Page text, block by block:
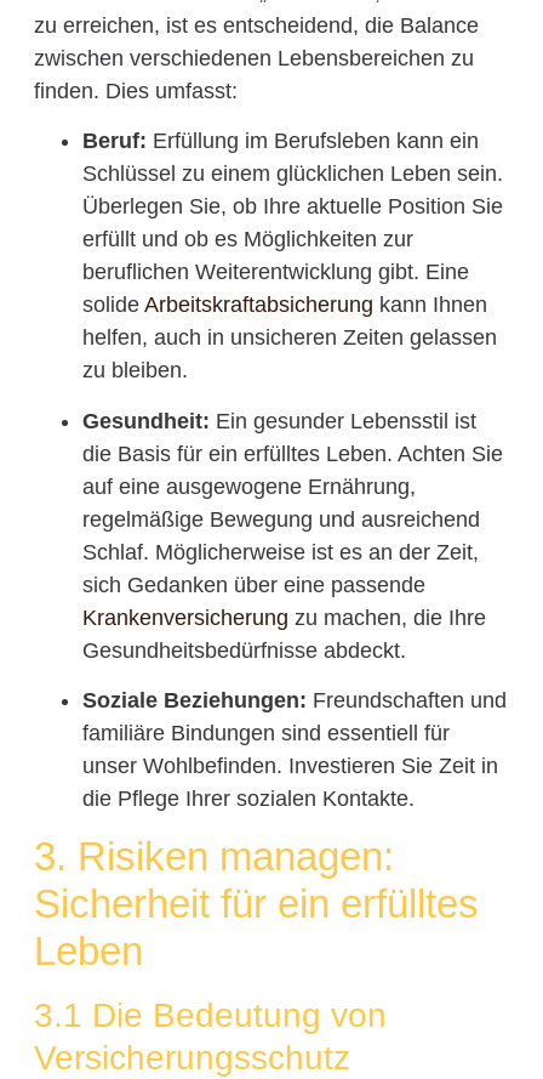
zu erreichen, ist es entscheidend, die Balance
zwischen verschiedenen Lebensbereichen zu
finden. Dies umfasst:
Beruf: Erfüllung im Berufsleben kann ein
Schlüssel zu einem glücklichen Leben sein.
Überlegen Sie, ob Ihre aktuelle Position Sie
erfüllt und ob es Möglichkeiten zur
beruflichen Weiterentwicklung gibt. Eine
solide Arbeitskraftabsicherung kann Ihnen
helfen, auch in unsicheren Zeiten gelassen
zu bleiben.
Gesundheit: Ein gesunder Lebensstil ist
die Basis für ein erfülltes Leben. Achten Sie
auf eine ausgewogene Ernährung,
regelmäßige Bewegung und ausreichend
Schlaf. Möglicherweise ist es an der Zeit,
sich Gedanken über eine passende
Krankenversicherung zu machen, die Ihre
Gesundheitsbedürfnisse abdeckt.
Soziale Beziehungen: Freundschaften und
familiäre Bindungen sind essentiell für
unser Wohlbefinden. Investieren Sie Zeit in
die Pflege Ihrer sozialen Kontakte.
3. Risiken managen:
Sicherheit für ein erfülltes
Leben
3.1 Die Bedeutung von
Versicherungsschutz